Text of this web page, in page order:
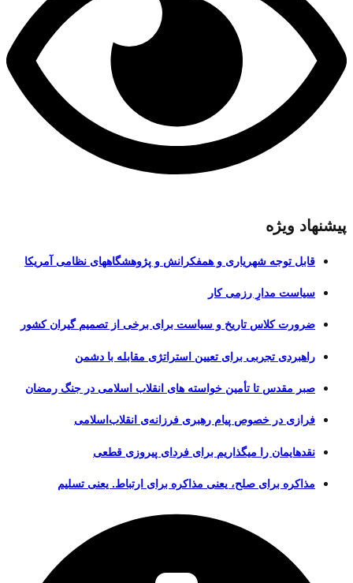
پیشنهاد ویژه
قابل توجه شهریاری و همفکرانش و پژوهشگاههای نظامی آمریکا
سیاست مدارِ رزمی کار
ضرورت کلاس تاریخ و سیاست برای برخی از تصمیم گیران کشور
راهبردی تجربی برای تعیین استراتژی مقابله با دشمن
صبر مقدس تا تأمین خواسته های انقلاب اسلامی در جنگ رمضان
فرازی در خصوص پیام رهبری فرزانه‌ی انقلاب‌اسلامی
نقدهایمان را میگذاریم برای فردای پیروزی قطعی
مذاکره برای صلح، یعنی مذاکره برای ارتباط. یعنی تسلیم